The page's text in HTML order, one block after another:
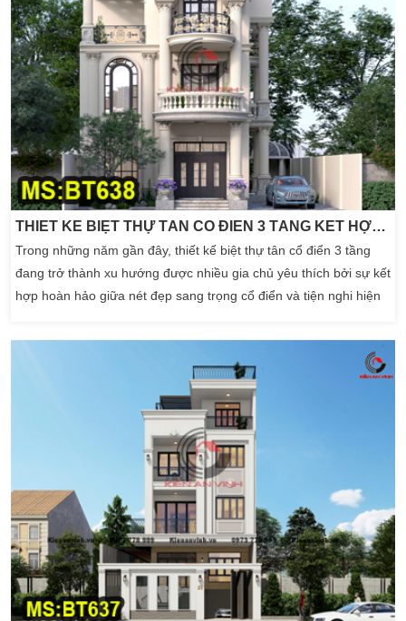
THIẾT KẾ BIỆT THỰ TÂN CỔ ĐIỂN 3 TẦNG KẾT HỢP HIỆN ĐẠI 2026
Trong những năm gần đây, thiết kế biệt thự tân cổ điển 3 tầng
đang trở thành xu hướng được nhiều gia chủ yêu thích bởi sự kết
hợp hoàn hảo giữa nét đẹp sang trọng cổ điển và tiện nghi hiện
chính là minh chứng rõ nét cho sự giao thoa tinh tế đó, mang